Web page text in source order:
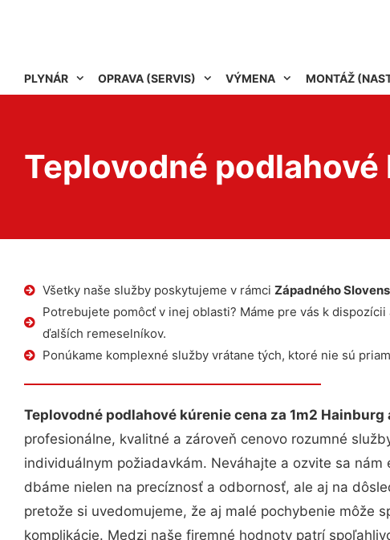
PLYNÁR OPRAVA (SERVIS) VÝMENA MONTÁŽ
Teplovodné
Všetky naše služby poskytujeme v rámci Západného
Potrebujete pomôcť v inej oblasti? Máme pre vás k
ďalších remeselníkov.
Ponúkame komplexné služby vrátane tých, ktoré nie sú
Teplovodné podlahové kúrenie cena za 1m2 Hainburg
profesionálne, kvalitné a zároveň cenovo rozumné
individuálnym požiadavkám. Neváhajte a ozvite sa nám
dbáme nielen na precíznosť a odbornosť, ale aj na
pretože si uvedomujeme, že aj malé pochybenie môže
komplikácie. Medzi naše firemné hodnoty patrí